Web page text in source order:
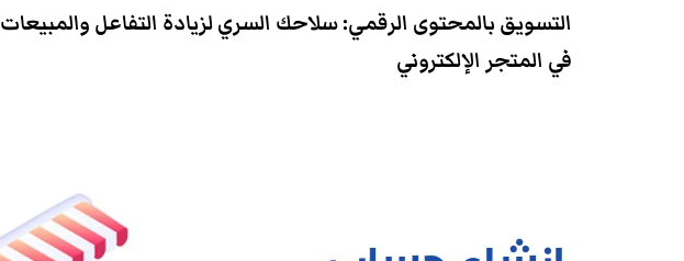
التسويق بالمحتوى الرقمي: سلاحك السري لزيادة التفاعل والمبيعات
في المتجر الإلكتروني